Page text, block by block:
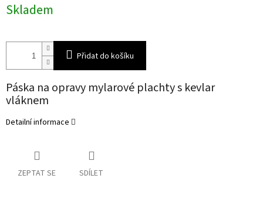
cena:
Skladem
Přidat do košíku
Páska na opravy mylarové plachty s kevlar
vláknem
Detailní informace
ZEPTAT SE SDÍLET